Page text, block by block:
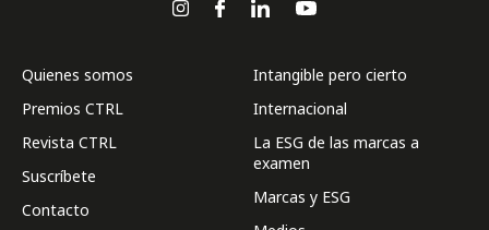
Quienes somos
Premios CTRL
Revista CTRL
Suscríbete
Contacto
Intangible pero cierto
Internacional
La ESG de las marcas a
examen
Marcas y ESG